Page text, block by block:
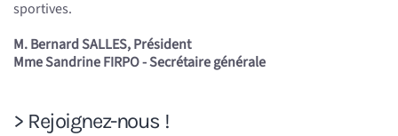
sportives.
M. Bernard SALLES, Président
Mme Sandrine FIRPO - Secrétaire générale
> Rejoignez-nous !